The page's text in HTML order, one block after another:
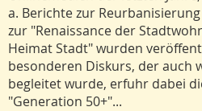
a. Berichte zur
zur "Renaissance der
Heimat Stadt" wurden
besonderen Diskurs, der auch
begleitet wurde, erfuhr dabei
"Generation 50+"...